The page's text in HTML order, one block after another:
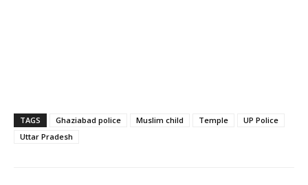
TAGS Ghaziabad police Muslim child Temple
UP Police
Uttar Pradesh